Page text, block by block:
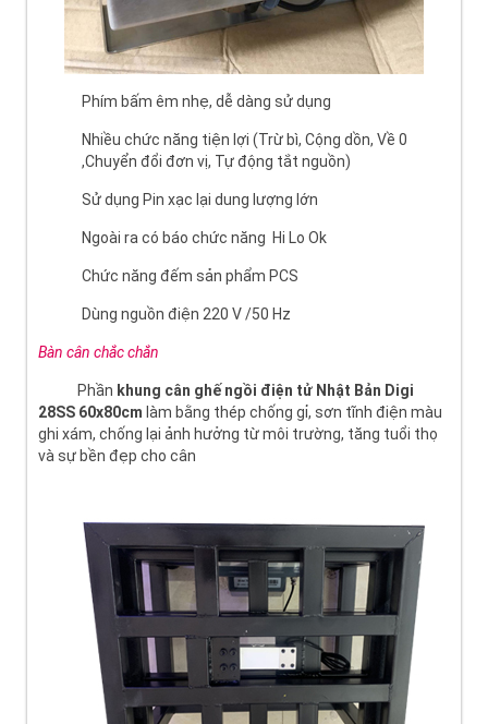
Phím bấm êm nhẹ, dễ dàng sử dụng
Nhiều chức năng tiện lợi (Trừ bì, Cộng dồn, Về 0
,Chuyển đổi đơn vị, Tự động tắt nguồn)
Sử dụng Pin xạc lại dung lượng lớn
Ngoài ra có báo chức năng Hi Lo Ok
Chức năng đếm sản phẩm PCS
Dùng nguồn điện 220 V /50 Hz
Bàn cân chắc chắn
Phần khung cân ghế ngồi điện tử Nhật Bản Digi
28SS 60x80cm làm bằng thép chống gỉ, sơn tĩnh điện màu
ghi xám, chống lại ảnh hưởng từ môi trường, tăng tuổi thọ
và sự bền đẹp cho cân